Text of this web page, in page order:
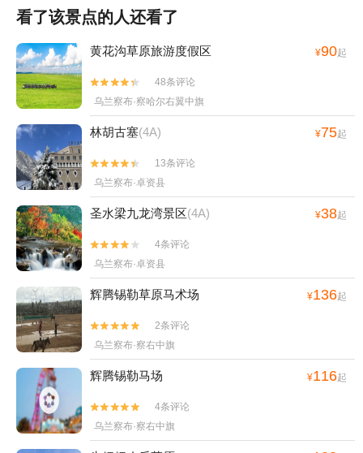
看了该景点的人还看了
黄花沟草原旅游度假区 ¥90起


48条评论
乌兰察布·察哈尔右翼中旗
林胡古塞(4A) ¥75起


13条评论
乌兰察布·卓资县
圣水梁九龙湾景区(4A) ¥38起


4条评论
乌兰察布·卓资县
辉腾锡勒草原马术场 ¥136起


2条评论
乌兰察布·察右中旗
辉腾锡勒马场 ¥116起


4条评论
乌兰察布·察右中旗